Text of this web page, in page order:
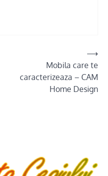
Mobila care te
caracterizeaza – CAM
Home Design
⟶